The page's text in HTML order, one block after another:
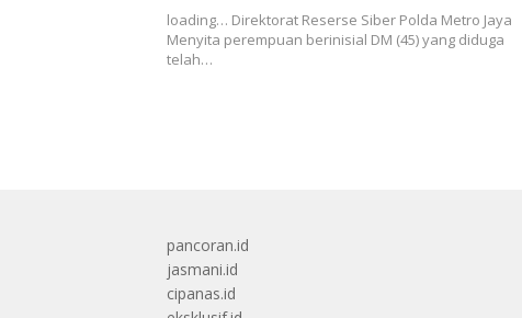
loading… Direktorat Reserse Siber Polda Metro Jaya
Menyita perempuan berinisial DM (45) yang diduga
telah…
pancoran.id
jasmani.id
cipanas.id